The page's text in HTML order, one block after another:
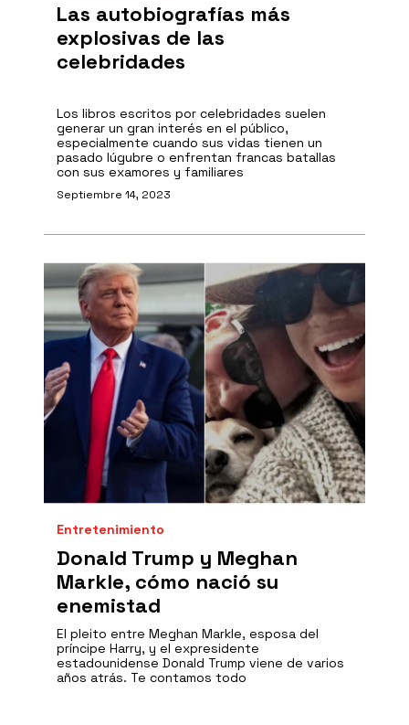
Las autobiografías más
explosivas de las
celebridades
Los libros escritos por celebridades suelen
generar un gran interés en el público,
especialmente cuando sus vidas tienen un
pasado lúgubre o enfrentan francas batallas
con sus examores y familiares
Septiembre 14, 2023
Entretenimiento
Donald Trump y Meghan
Markle, cómo nació su
enemistad
El pleito entre Meghan Markle, esposa del
príncipe Harry, y el expresidente
estadounidense Donald Trump viene de varios
años atrás. Te contamos todo